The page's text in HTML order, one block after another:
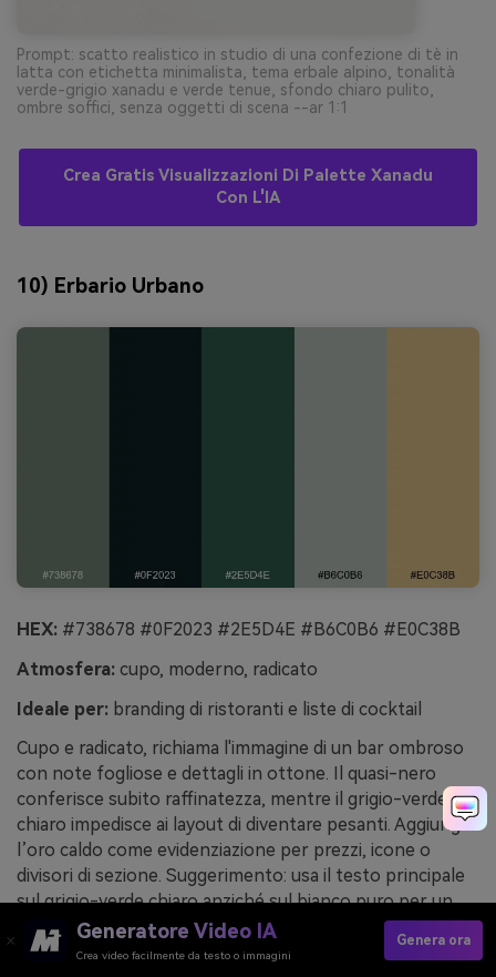
Prompt: scatto realistico in studio di una confezione di tè in
latta con etichetta minimalista, tema erbale alpino, tonalità
verde-grigio xanadu e verde tenue, sfondo chiaro pulito,
ombre soffici, senza oggetti di scena --ar 1:1
Crea Gratis Visualizzazioni Di Palette Xanadu
Con L'IA
10) Erbario Urbano
HEX: #738678 #0F2023 #2E5D4E #B6C0B6 #E0C38B
Atmosfera: cupo, moderno, radicato
Ideale per: branding di ristoranti e liste di cocktail
Cupo e radicato, richiama l'immagine di un bar ombroso
con note fogliose e dettagli in ottone. Il quasi-nero
conferisce subito raffinatezza, mentre il grigio-verde
chiaro impedisce ai layout di diventare pesanti. Aggiungi
l’oro caldo come evidenziazione per prezzi, icone o
divisori di sezione. Suggerimento: usa il testo principale
sul grigio-verde chiaro anziché sul bianco puro per un
effetto più morbido.
Esempio di immagine di erbario urbano generata con
Generatore Video IA
Crea video facilmente da testo o immagini
Genera ora